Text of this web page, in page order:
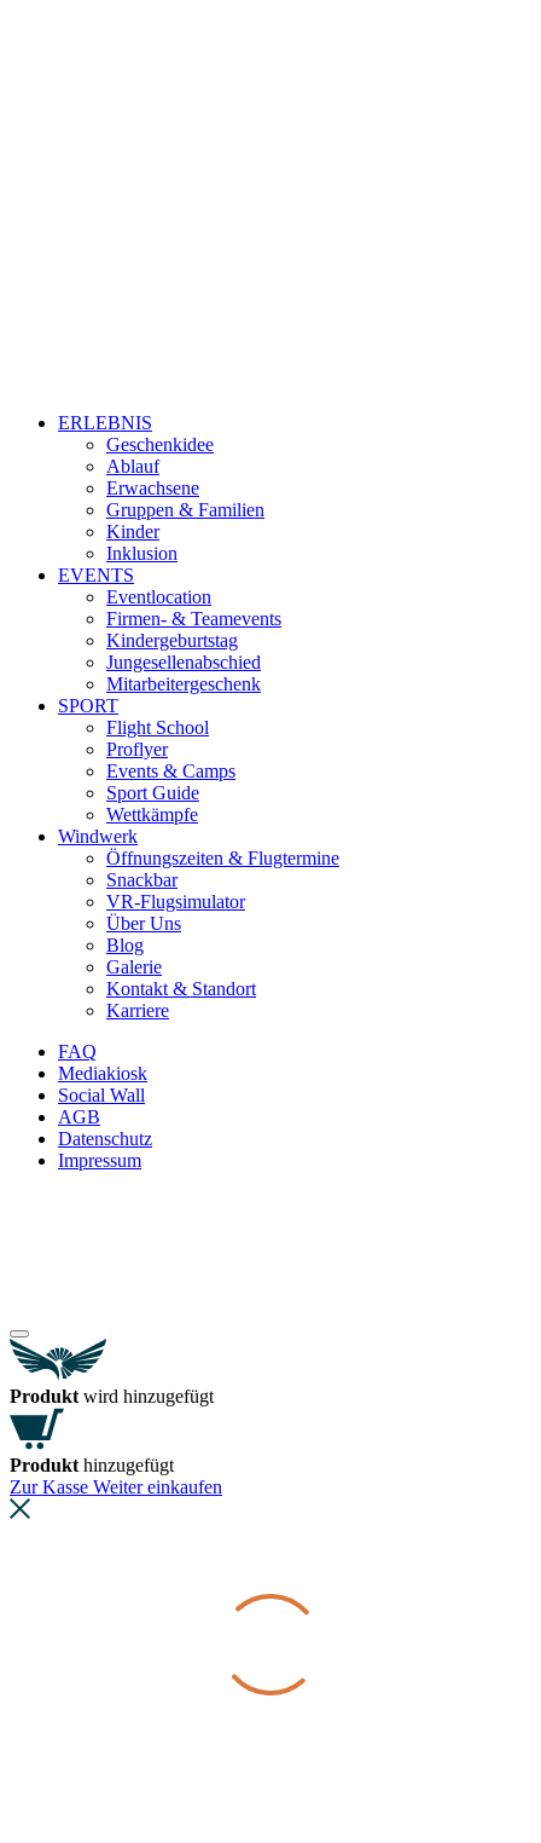
ERLEBNIS
Geschenkidee
Ablauf
Erwachsene
Gruppen & Familien
Kinder
Inklusion
EVENTS
Eventlocation
Firmen- & Teamevents
Kindergeburtstag
Jungesellenabschied
Mitarbeitergeschenk
SPORT
Flight School
Proflyer
Events & Camps
Sport Guide
Wettkämpfe
Windwerk
Öffnungszeiten & Flugtermine
Snackbar
VR-Flugsimulator
Über Uns
Blog
Galerie
Kontakt & Standort
Karriere
FAQ
Mediakiosk
Social Wall
AGB
Datenschutz
Impressum
Produkt wird hinzugefügt
Produkt hinzugefügt
Zur Kasse Weiter einkaufen